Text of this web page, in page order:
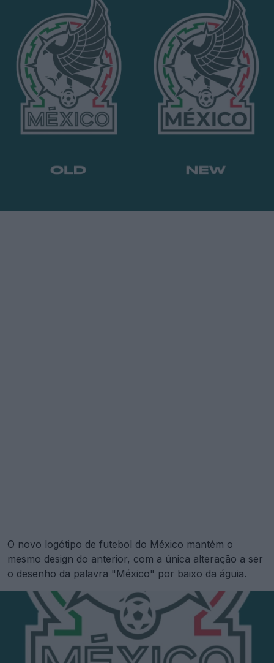
O novo logótipo de futebol do México mantém o
mesmo design do anterior, com a única alteração a ser
o desenho da palavra "México" por baixo da águia.